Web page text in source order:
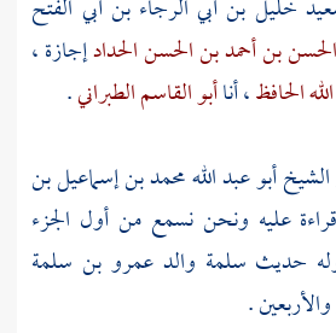
خليل بن أبي الرجاء بن أبي الفتح
بن أحمد بن الحسن الحدادإجازة ،
الحافظ، أناأبو القاسم الطبراني.
الشيخأبو عبد الله محمد بن إسماعيل بن
عليه ونحن نسمع من أول الجزء
حديث سلمة والد عمرو بن سلمة
.